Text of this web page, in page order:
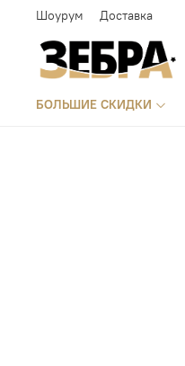
Шоурум Доставка
БОЛЬШИЕ СКИДКИ